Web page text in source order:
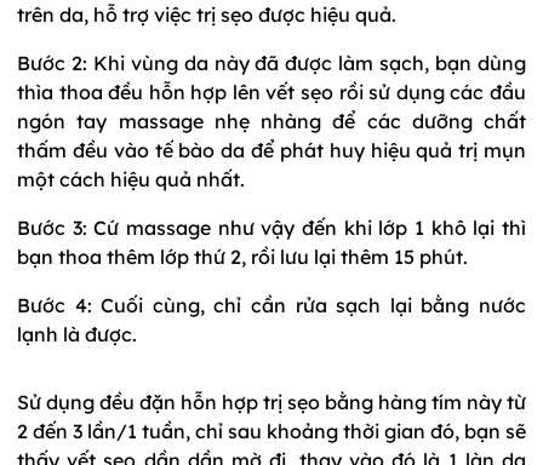
trên da, hỗ trợ việc trị sẹo được hiệu quả.
Bước 2: Khi vùng da này đã được làm sạch, bạn dùng
thìa thoa đều hỗn hợp lên vết sẹo rồi sử dụng các đầu
ngón tay massage nhẹ nhàng để các dưỡng chất
thấm đều vào tế bào da để phát huy hiệu quả trị mụn
một cách hiệu quả nhất.
Bước 3: Cứ massage như vậy đến khi lớp 1 khô lại thì
bạn thoa thêm lớp thứ 2, rồi lưu lại thêm 15 phút.
Bước 4: Cuối cùng, chỉ cần rửa sạch lại bằng nước
lạnh là được.
Sử dụng đều đặn hỗn hợp trị sẹo bằng hàng tím này từ
2 đến 3 lần/1 tuần, chỉ sau khoảng thời gian đó, bạn sẽ
thấy vết sẹo dần dần mờ đi, thay vào đó là 1 làn da